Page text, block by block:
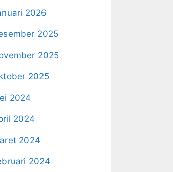
2026
2025
2025
2025
2024
2024
2024
2024